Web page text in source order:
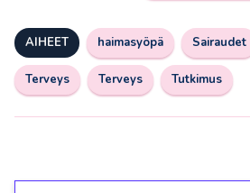
AIHEET haimasyöpä Sairaudet
Terveys Terveys Tutkimus